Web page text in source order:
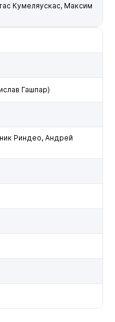
Кумеляускас, Максим
Гашпар)
Риндео, Андрей